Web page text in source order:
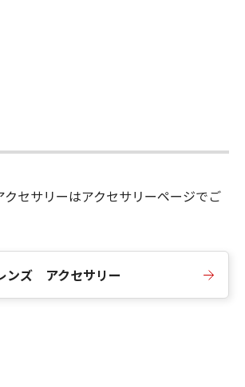
セサリーはアクセサリーページでご
ンズ アクセサリー